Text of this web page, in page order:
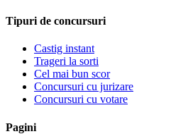
Tipuri de concursuri
Castig instant
Trageri la sorti
Cel mai bun scor
Concursuri cu jurizare
Concursuri cu votare
Pagini